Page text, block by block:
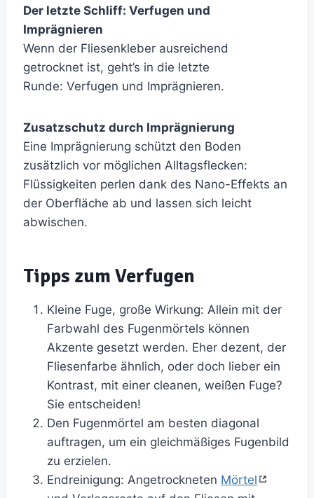
Der letzte Schliff: Verfugen und
Imprägnieren
Wenn der Fliesenkleber ausreichend
getrocknet ist, geht’s in die letzte
Runde: Verfugen und Imprägnieren.
Zusatzschutz durch Imprägnierung
Eine Imprägnierung schützt den Boden
zusätzlich vor möglichen Alltagsflecken:
Flüssigkeiten perlen dank des Nano-Effekts an
der Oberfläche ab und lassen sich leicht
abwischen.
Tipps zum Verfugen
Kleine Fuge, große Wirkung: Allein mit der
Farbwahl des Fugenmörtels können
Akzente gesetzt werden. Eher dezent, der
Fliesenfarbe ähnlich, oder doch lieber ein
Kontrast, mit einer cleanen, weißen Fuge?
Sie entscheiden!
Den Fugenmörtel am besten diagonal
auftragen, um ein gleichmäßiges Fugenbild
zu erzielen.
Endreinigung: Angetrockneten Mörtel